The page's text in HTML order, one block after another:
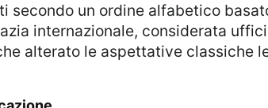
internazionale, considerata
alterato le aspettative classiche